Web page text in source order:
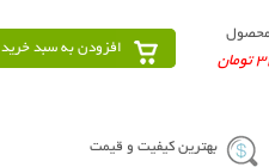
افزودن به سبد خرید
بهترین کیفیت و قیمت